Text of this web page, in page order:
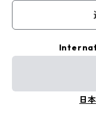
日